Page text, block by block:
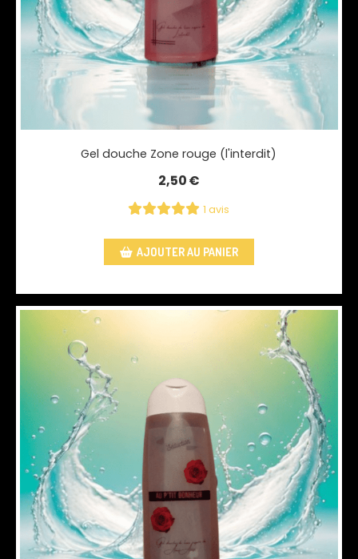
Gel douche Zone rouge (l'interdit)
2,50€
1 avis
AJOUTER AU PANIER